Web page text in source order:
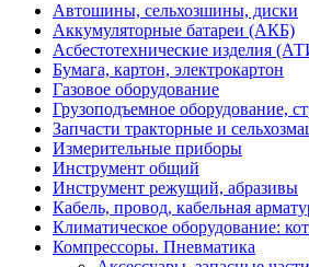
Автошины, сельхозшины, диски
Аккумуляторные батареи (АКБ)
Асбестотехнические изделия
Бумага, картон, электрокартон
Газовое оборудование
Грузоподъемное оборудование,
Запчасти тракторные и
Измерительные приборы
Инструмент общий
Инструмент режущий, абразивы
Кабель, провод, кабельная
Климатическое оборудование:
Компрессоры. Пневматика